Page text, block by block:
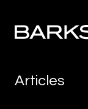
Articles